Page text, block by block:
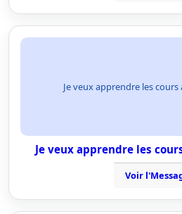
Je veux apprendre les cours
Je veux apprendre les
Voir